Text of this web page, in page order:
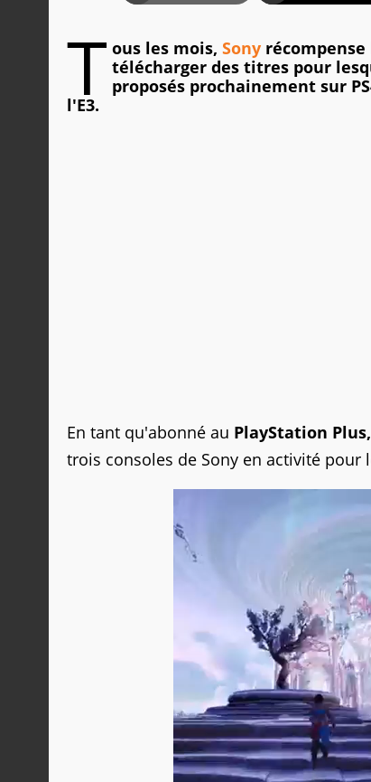
T ous les mois, Sony
télécharger des titres pour
proposés prochainement sur
l'E3.
En tant qu'abonné au PlayStation Plus,
trois consoles de Sony en activité